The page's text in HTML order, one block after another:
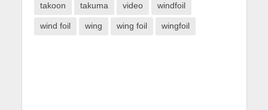
takoon takuma video windfoil
wind foil wing wing foil wingfoil